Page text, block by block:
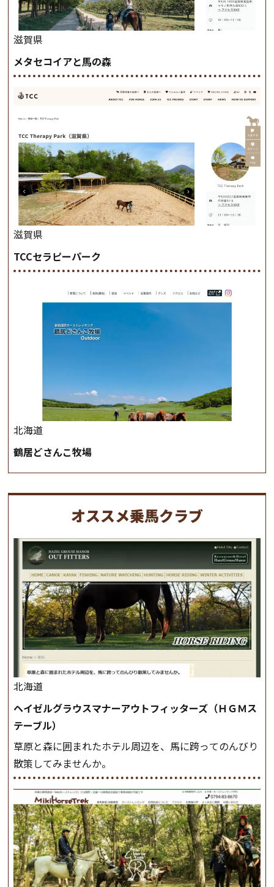
滋賀県
メタセコイアと馬の森
滋賀県
TCCセラピーパーク
北海道
鶴居どさんこ牧場
オススメ乗馬クラブ
北海道
ヘイゼルグラウスマナーアウトフィッターズ（ＨＧＭス
テーブル）
草原と森に囲まれたホテル周辺を、馬に跨ってのんびり
散策してみませんか。